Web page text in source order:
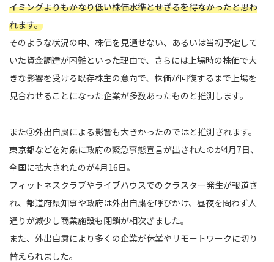
イミングよりもかなり低い株価水準とせざるを得なかったと思わ
れます。
そのような状況の中、株価を見通せない、あるいは当初予定して
いた資金調達が困難といった理由で、さらには上場時の株価で大
きな影響を受ける既存株主の意向で、株価が回復するまで上場を
見合わせることになった企業が多数あったものと推測します。
また③外出自粛による影響も大きかったのではと推測されます。
東京都などを対象に政府の緊急事態宣言が出されたのが4月7日、
全国に拡大されたのが4月16日。
フィットネスクラブやライブハウスでのクラスター発生が報道さ
れ、都道府県知事や政府は外出自粛を呼びかけ、昼夜を問わず人
通りが減少し商業施設も閉鎖が相次ぎました。
また、外出自粛により多くの企業が休業やリモートワークに切り
替えられました。